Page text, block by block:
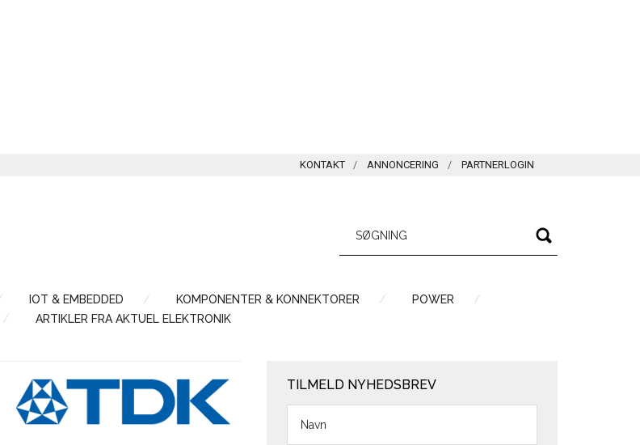
KONTAKT ANNONCERING PARTNERLOGIN
IOT & EMBEDDED KOMPONENTER & KONNEKTORER
POWER
ARTIKLER FRA AKTUEL ELEKTRONIK
TILMELD NYHEDSBREV